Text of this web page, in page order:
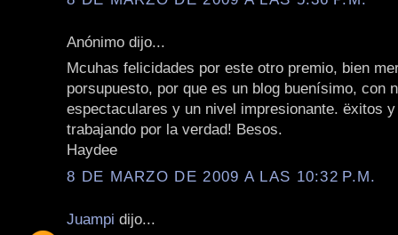
Anónimo dijo...
Mcuhas felicidades por este otro premio, bien
porsupuesto, por que es un blog buenísimo, con
espectaculares y un nivel impresionante. ëxitos
trabajando por la verdad! Besos.
Haydee
8 DE MARZO DE 2009 A LAS 10:32 P.M.
Juampi dijo...